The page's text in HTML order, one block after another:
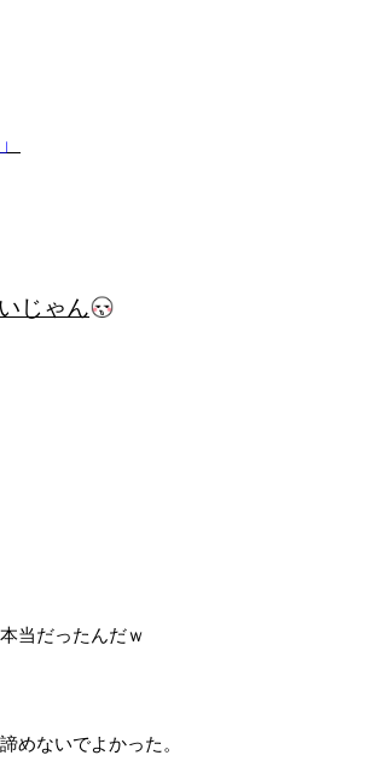
じゃん
当だったんだｗ
めないでよかった。